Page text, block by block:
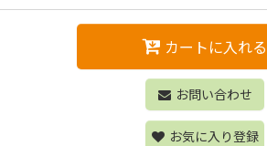
カートに入れる
お問い合わせ
お気に入り登録